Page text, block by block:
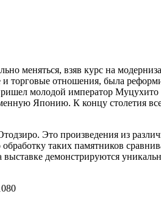
меняться, взяв курс на
торговые отношения, была
молодой император Муцухито
Японию. К концу столетия
Это произведения из
таких памятников
демонстрируются